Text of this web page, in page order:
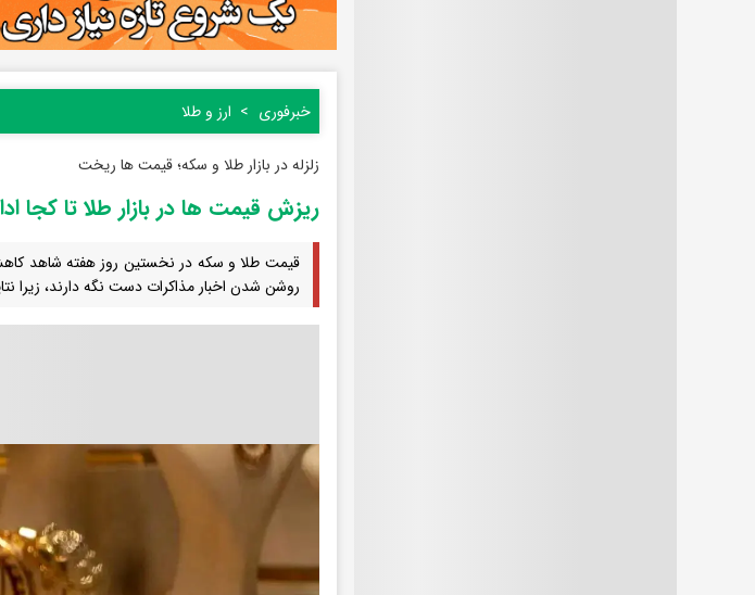
خبرفوری ارز و طلا
زلزله در بازار طلا و سکه؛ قیمت ها ریخت
ریزش قیمت ها در بازار طلا تا کجا
قیمت طلا و سکه در نخستین روز هفته شاهد
روشن شدن اخبار مذاکرات دست نگه دارند،